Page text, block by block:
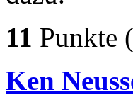
11 Punkte
Ken